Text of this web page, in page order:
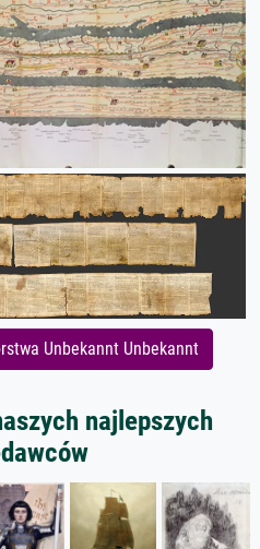
Unbekannt Unbekannt
najlepszych